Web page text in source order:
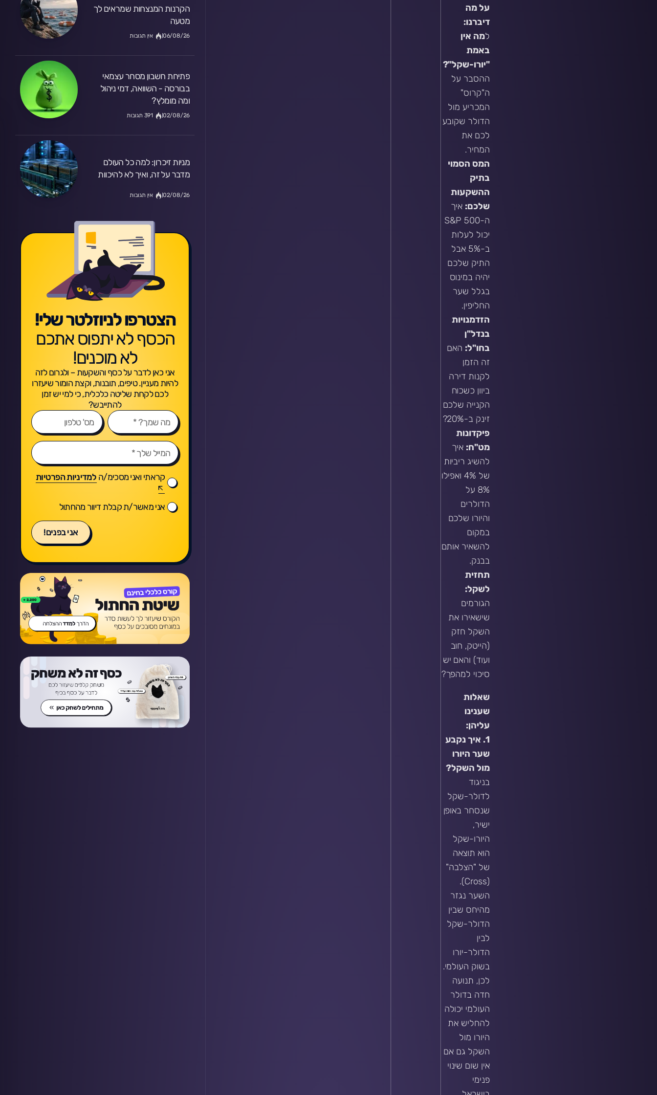
על מה
דיברנו:
למה אין
באמת
"יורו-שקל"?
ההסבר על
ה"קרוס"
המכריע מול
הדולר שקובע
לכם את
המחיר.
המס הסמוי
בתיק
ההשקעות
שלכם: איך
ה-S&P 500
יכול לעלות
ב-5% אבל
התיק שלכם
יהיה במינוס
בגלל שער
החליפין.
הזדמנויות
בנדל"ן
בחו"ל: האם
זה הזמן
לקנות דירה
ביוון כשכוח
הקנייה שלכם
זינק ב-20%?
פיקדונות
מט"ח: איך
להשיג ריביות
של 4% ואפילו
8% על
הדולרים
והיורו שלכם
במקום
להשאיר אותם
בבנק.
תחזית
לשקל:
הגורמים
שישאירו את
השקל חזק
(הייטק, חוב
ועוד) והאם יש
סיכוי למהפך?
שאלות
שענינו
עליהן:
1. איך נקבע
שער היורו
מול השקל?
בניגוד
לדולר-שקל
שנסחר באופן
ישיר,
היורו-שקל
הוא תוצאה
של "הצלבה"
(Cross).
השער נגזר
מהיחס שבין
הדולר-שקל
לבין
הדולר-יורו
בשוק העולמי.
לכן, תנועה
חדה בדולר
העולמי יכולה
להחליש את
היורו מול
השקל גם אם
אין שום שינוי
פנימי
הקרנות המנצחות שמראים לך
מטעה
06/08/26 אין תגובות
פתיחת חשבון מסחר עצמאי
בבורסה - השוואה, דמי ניהול
ומה מומלץ?
02/08/26 391 תגובות
מניות זיכרון: למה כל העולם
מדבר על זה, ואיך לא להיכוות
02/08/26 אין תגובות
הצטרפו לניוזלטר שלי!
הכסף לא יתפוס אתכם
לא מוכנים!
אני כאן לדבר על כסף והשקעות – ולגרום לזה
להיות מעניין. טיפים, תובנות, וקצת הומור שיעזרו
לכם לקחת שליטה כלכלית, כי למי יש זמן
להתייבש?
קראתי ואני מסכימ/ה למדיניות הפרטיות
אני מאשר/ת קבלת דיוור מהחתול
אני בפנים!